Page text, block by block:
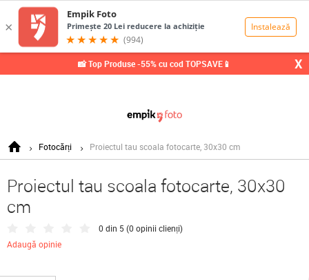
📸 Top Produse -55% cu cod TOPSAVE📱 X
Fotocărți Proiectul tau scoala fotocarte, 30x30 cm
Proiectul tau scoala fotocarte, 30x30
cm
0 din 5 (0 opinii clienți)
Adaugă opinie